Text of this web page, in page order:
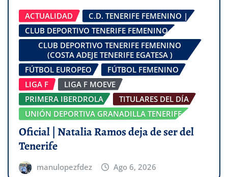
ACTUALIDAD
C.D. TENERIFE FEMENINO |
CLUB DEPORTIVO TENERIFE FEMENINO
CLUB DEPORTIVO TENERIFE FEMENINO
(COSTA ADEJE TENERIFE EGATESA )
FÚTBOL EUROPEO
FÚTBOL FEMENINO
LIGA F
LIGA F MOEVE
PRIMERA IBERDROLA
TITULARES DEL DÍA
UNIÓN DEPORTIVA GRANADILLA TENERIFE
Oficial | Natalia Ramos deja de ser del
Tenerife
manulopezfdez Ago 6, 2026